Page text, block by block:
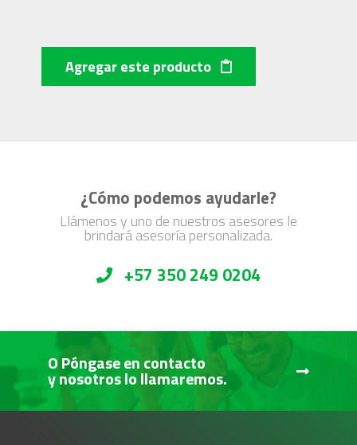
Agregar este producto
¿Cómo podemos ayudarle?
Llámenos y uno de nuestros asesores le
brindará asesoría personalizada.
+57 350 249 0204
O Póngase en contacto
y nosotros lo llamaremos.